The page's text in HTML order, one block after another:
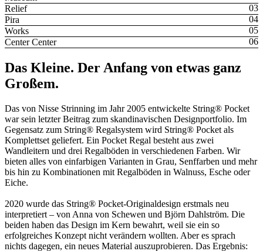
Relief
Pira
Works
Center Center
Das Kleine. Der Anfang von etwas ganz
Großem.
Das von Nisse Strinning im Jahr 2005 entwickelte String® Pocket
war sein letzter Beitrag zum skandinavischen Designportfolio. Im
Gegensatz zum String® Regalsystem wird String® Pocket als
Komplettset geliefert. Ein Pocket Regal besteht aus zwei
Wandleitern und drei Regalböden in verschiedenen Farben. Wir
bieten alles von einfarbigen Varianten in Grau, Senffarben und mehr
bis hin zu Kombinationen mit Regalböden in Walnuss, Esche oder
Eiche.
2020 wurde das String® Pocket-Originaldesign erstmals neu
interpretiert – von Anna von Schewen und Björn Dahlström. Die
beiden haben das Design im Kern bewahrt, weil sie ein so
erfolgreiches Konzept nicht verändern wollten. Aber es sprach
nichts dagegen, ein neues Material auszuprobieren. Das Ergebnis: